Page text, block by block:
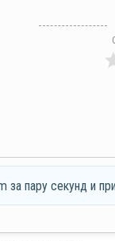
за пару секунд и